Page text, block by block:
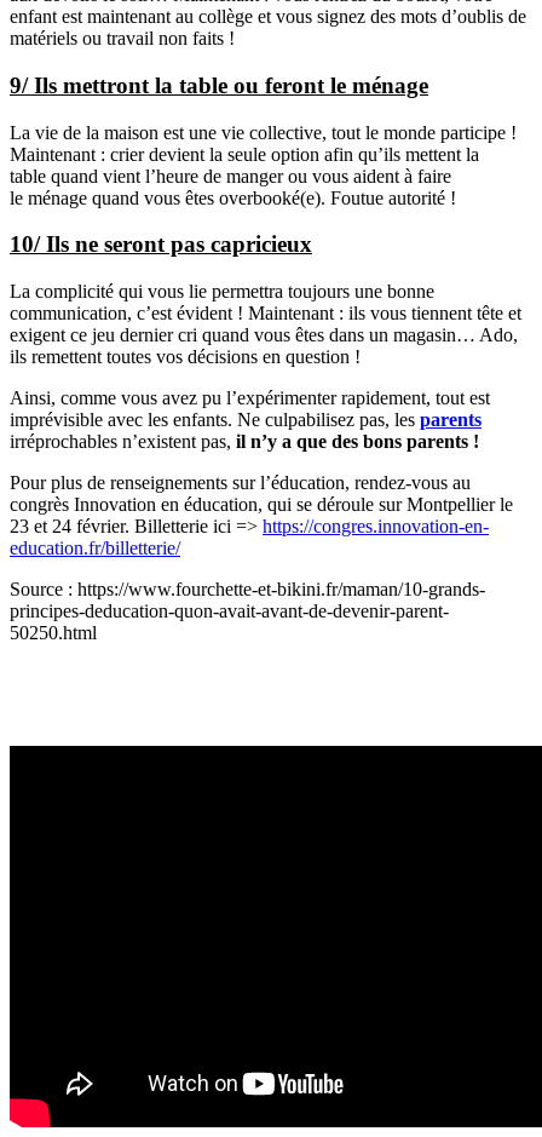
enfant est maintenant au collège et vous signez des mots d’oublis de
matériels ou travail non faits !
9/ Ils mettront la table ou feront le ménage
La vie de la maison est une vie collective, tout le monde participe !
Maintenant : crier devient la seule option afin qu’ils mettent la
table quand vient l’heure de manger ou vous aident à faire
le ménage quand vous êtes overbooké(e). Foutue autorité !
10/ Ils ne seront pas capricieux
La complicité qui vous lie permettra toujours une bonne
communication, c’est évident ! Maintenant : ils vous tiennent tête et
exigent ce jeu dernier cri quand vous êtes dans un magasin… Ado,
ils remettent toutes vos décisions en question !
Ainsi, comme vous avez pu l’expérimenter rapidement, tout est
imprévisible avec les enfants. Ne culpabilisez pas, les parents
irréprochables n’existent pas, il n’y a que des bons parents !
Pour plus de renseignements sur l’éducation, rendez-vous au
congrès Innovation en éducation, qui se déroule sur Montpellier le
23 et 24 février. Billetterie ici => https://congres.innovation-en-
education.fr/billetterie/
Source : https://www.fourchette-et-bikini.fr/maman/10-grands-
principes-deducation-quon-avait-avant-de-devenir-parent-
50250.html